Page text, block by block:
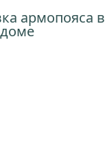
армопояса в